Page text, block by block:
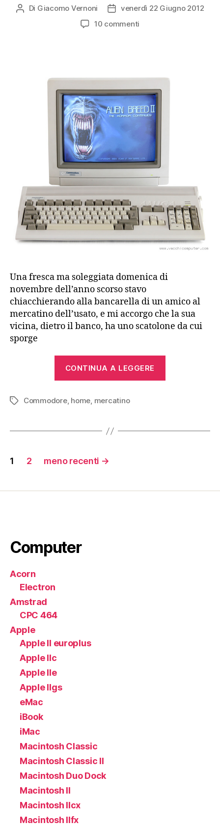
Autore
Di Giacomo Vernoni
Data
dell'articolo
venerdì 22 Giugno 2012
10 commenti
Una fresca ma soleggiata domenica di
novembre dell’anno scorso stavo
chiacchierando alla bancarella di un amico al
mercatino dell’usato, e mi accorgo che la sua
vicina, dietro il banco, ha uno scatolone da cui
sporge
CONTINUA A LEGGERE
Tag Commodore, home, mercatino
Paginazione
articoli
1 2 meno recenti →
Computer
Acorn
Electron
Amstrad
CPC 464
Apple
Apple II europlus
Apple IIc
Apple IIe
Apple IIgs
eMac
iBook
iMac
Macintosh Classic
Macintosh Classic II
Macintosh Duo Dock
Macintosh II
Macintosh IIcx
Macintosh IIfx